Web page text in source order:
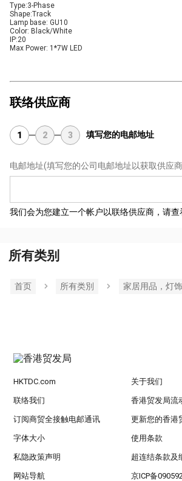
Type:3-Phase
Shape:Track
Lamp base: GU10
Color: Black/White
IP:20
Max Power: 1*7W LED
联络供应商
1 2 3 填写您的电邮地址
电邮地址(填写您的公司电邮地址以获取供应
我们会为您建立一个帐户以联络供应商，请查
所有类别
首页 所有类別 家居用品，灯
HKTDC.com 关于我们
联络我们 香港贸发局流
订阅商贸全接触电邮通讯 更新您的香港
字体大小 使用条款
私隐政策声明 超连结条款及
网站导航 京ICP备